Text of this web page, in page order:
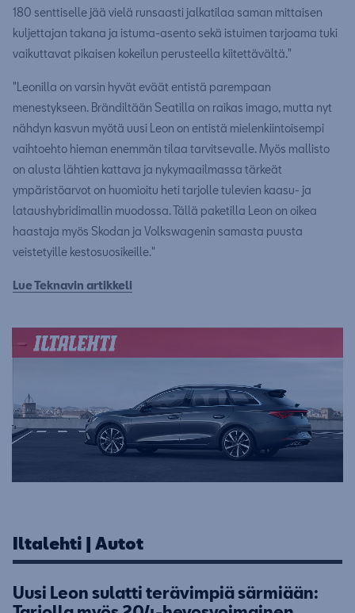
180 senttiselle jää vielä runsaasti jalkatilaa saman mittaisen
kuljettajan takana ja istuma-asento sekä istuimen tarjoama tuki
vaikuttavat pikaisen kokeilun perusteella kiitettävältä."
"Leonilla on varsin hyvät eväät entistä parempaan
menestykseen. Brändiltään Seatilla on raikas imago, mutta nyt
nähdyn kasvun myötä uusi Leon on entistä mielenkiintoisempi
vaihtoehto hieman enemmän tilaa tarvitsevalle. Myös mallisto
on alusta lähtien kattava ja nykymaailmassa tärkeät
ympäristöarvot on huomioitu heti tarjolle tulevien kaasu- ja
lataushybridimallin muodossa. Tällä paketilla Leon on oikea
haastaja myös Skodan ja Volkswagenin samasta puusta
veistetyille kestosuosikeille."
Lue Teknavin artikkeli
Iltalehti | Autot
Uusi Leon sulatti terävimpiä särmiään: